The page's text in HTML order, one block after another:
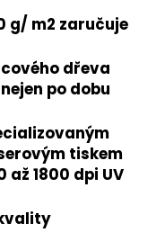
g/ m2 zaručuje
dřeva
po dobu
tiskem
až 1800 dpi UV